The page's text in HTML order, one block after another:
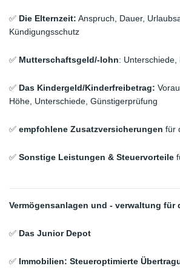
✅ Die Elternzeit: Anspruch, Dauer,
Kündigungsschutz
✅ Mutterschaftsgeld/-lohn:
✅ Das Kindergeld/Kinderfreibetrag:
Höhe, Unterschiede, Günstigerprüfung
✅ empfohlene Zusatzversicherungen für
✅ Sonstige Leistungen & Steuervorteile
Vermögensanlagen und - verwaltung für
✅ Das Junior Depot
✅ Immobilien: Steueroptimierte